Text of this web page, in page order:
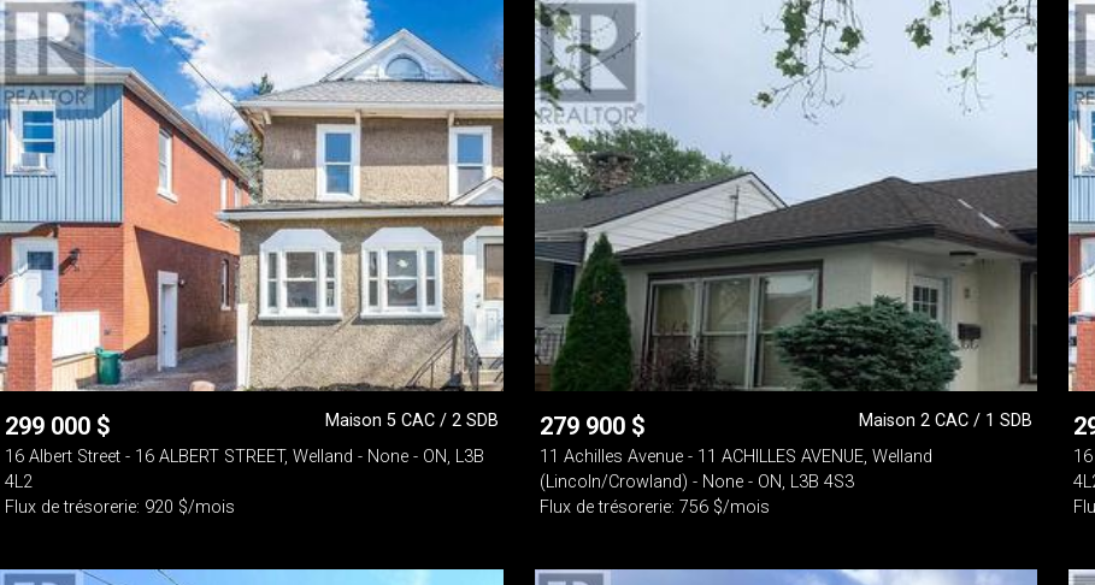
299 000 $
Maison 5 CAC / 2 SDB
16 Albert Street - 16 ALBERT STREET, Welland - None - ON, L3B
4L2
Flux de trésorerie: 920 $/mois
279 900 $
Maison 2 CAC / 1 SDB
11 Achilles Avenue - 11 ACHILLES AVENUE, Welland
(Lincoln/Crowland) - None - ON, L3B 4S3
Flux de trésorerie: 756 $/mois